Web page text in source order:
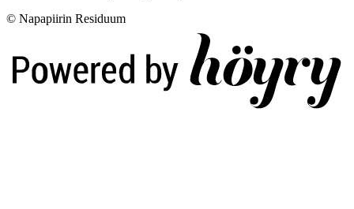
© Napapiirin Residuum